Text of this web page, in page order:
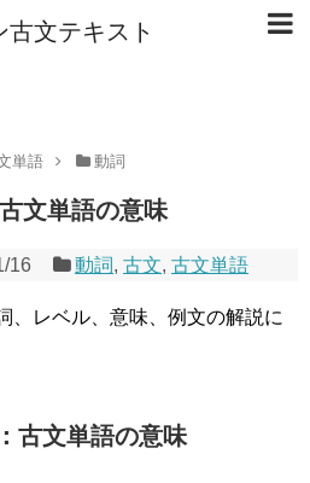
古文テキスト
単語 動詞
文単語の意味
16 動詞,古文,古文単語
、レベル、意味、例文の解説に
古文単語の意味